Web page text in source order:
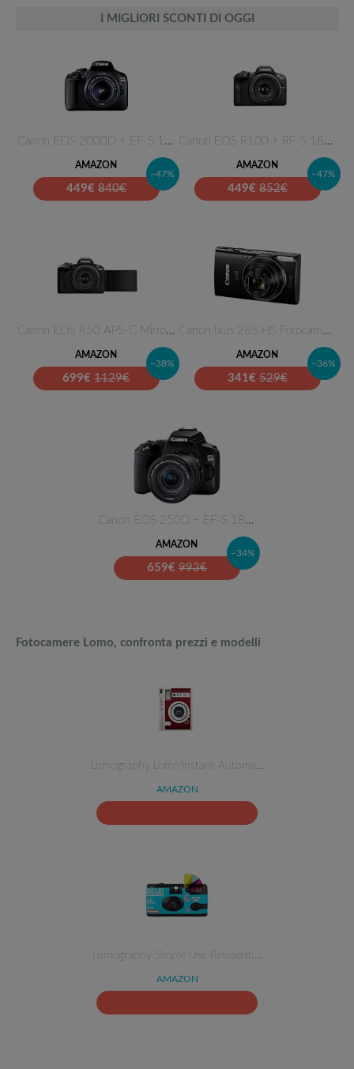
I MIGLIORI SCONTI DI OGGI
Canon EOS 2000D + EF-S 18-55 m…
AMAZON
449€ 840€
–47%
Canon EOS R100 + RF-S 18-45mm …
AMAZON
449€ 852€
–47%
Canon EOS R50 APS-C Mirrorless…
AMAZON
699€ 1129€
–38%
Canon Ixus 285 HS Fotocamera C…
AMAZON
341€ 529€
–36%
Canon EOS 250D + EF-S 18-55mm …
AMAZON
659€ 993€
–34%
Fotocamere Lomo, confronta prezzi e modelli
Lomography Lomo'Instant Automa…
AMAZON
Lomography Simple Use Reloadab…
AMAZON